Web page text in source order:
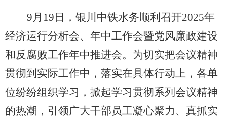
9月19日，银川中铁水务顺利召开2025年
经济运行分析会、年中工作会暨党风廉政建设
和反腐败工作年中推进会。为切实把会议精神
贯彻到实际工作中，落实在具体行动上，各单
位纷纷组织学习，掀起学习贯彻系列会议精神
的热潮，引领广大干部员工凝心聚力、真抓实